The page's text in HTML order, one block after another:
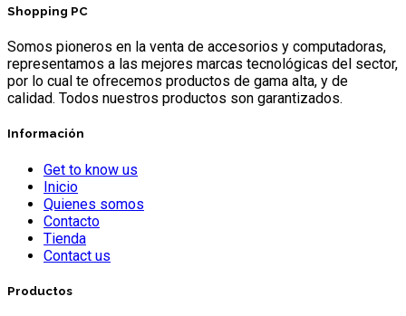
Shopping PC
Somos pioneros en la venta de accesorios y computadoras,
representamos a las mejores marcas tecnológicas del sector,
por lo cual te ofrecemos productos de gama alta, y de
calidad. Todos nuestros productos son garantizados.
Información
Get to know us
Inicio
Quienes somos
Contacto
Tienda
Contact us
Productos